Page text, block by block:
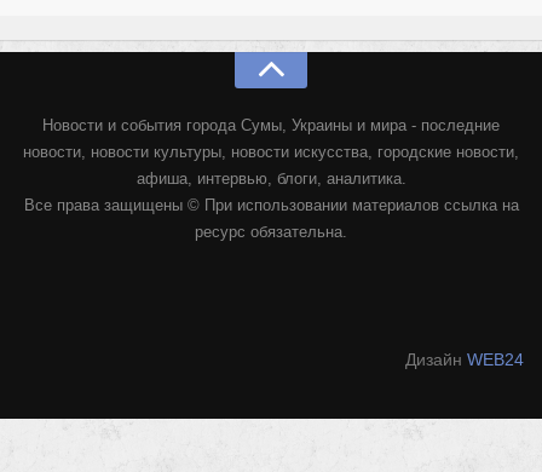
Новости и события города Сумы, Украины и мира - последние
новости, новости культуры, новости искусства, городские новости,
афиша, интервью, блоги, аналитика.
Все права защищены © При использовании материалов ссылка на
ресурс обязательна.
Дизайн WEB24